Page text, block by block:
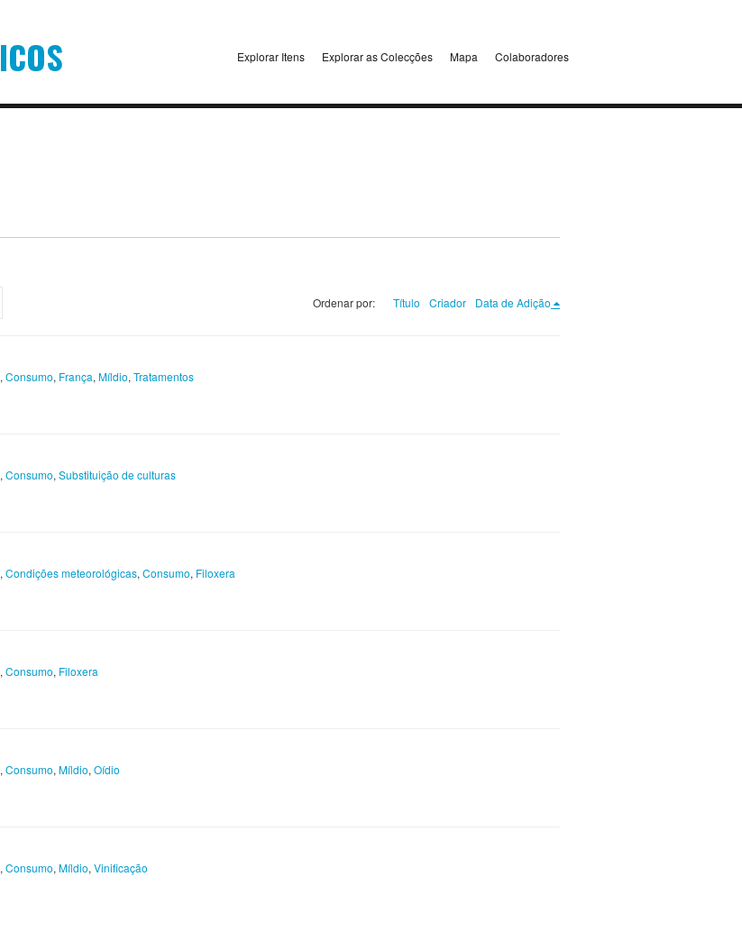
Explorar Itens Explorar as Colecções Mapa Colaboradores
Ordenar por: Título Criador Data de Adição
, Consumo, França, Míldio, Tratamentos
, Consumo, Substituição de culturas
, Condições meteorológicas, Consumo, Filoxera
, Consumo, Filoxera
, Consumo, Míldio, Oídio
, Consumo, Míldio, Vinificação